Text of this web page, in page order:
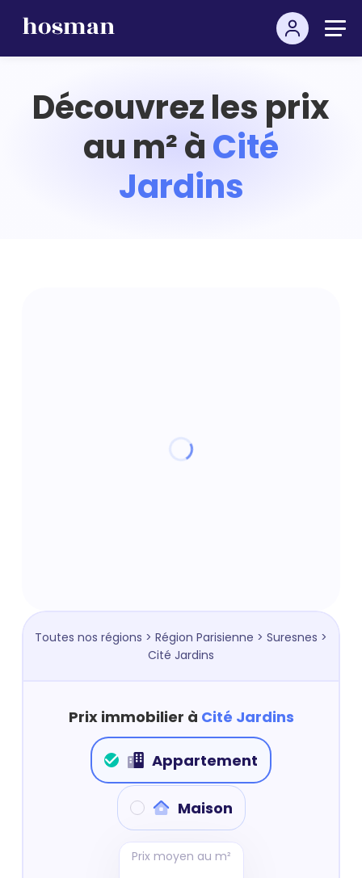
Découvrez les prix
au m² àCité
Jardins
Toutes nos régions > Région Parisienne > Suresnes >
Cité Jardins
Prix immobilier à Cité Jardins
Appartement
Maison
Prix moyen au m²